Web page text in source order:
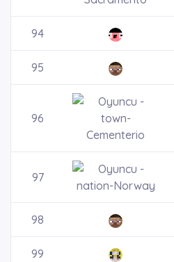
94
95
96
97
98
99